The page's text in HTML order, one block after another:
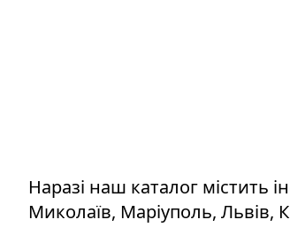
Наразі наш каталог містить
Миколаїв, Маріуполь,